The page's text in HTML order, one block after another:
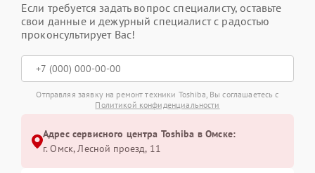
Если требуется задать вопрос специалисту, оставьте
свои данные и дежурный специалист с радостью
проконсультирует Вас!
Отправляя заявку на ремонт техники Toshiba, Вы соглашаетесь с
Политикой конфиденциальности
Адрес сервисного центра Toshiba в Омске:
г. Омск, ​Лесной проезд, 11